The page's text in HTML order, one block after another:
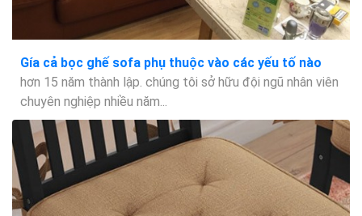
Gía cả bọc ghế sofa phụ thuộc vào các yếu tố nào
hơn 15 năm thành lập. chúng tôi sở hữu đội ngũ nhân viên
chuyên nghiệp nhiều năm...